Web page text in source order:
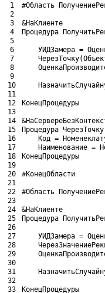
1
2
3
4
5
6
7
8
9
10
11
12
13
14
15
16
17
18
19
20
21
22
23
24
25
26
27
28
29
30
31
32
33
#Область
&НаКлиенте
Процедура
УИДЗамера =
ЧерезТочку(
КонецПроцедуры
Процедура ЧерезТочку
Код =
Наименование =
КонецПроцедуры
#КонецОбласти
#Область
&НаКлиенте
Процедура
УИДЗамера =
КонецПроцедуры